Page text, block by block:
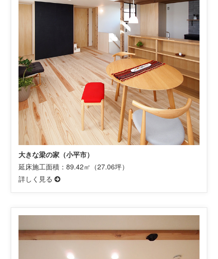
大きな梁の家（小平市）
延床施工面積：89.42㎡（27.06坪）
詳しく見る